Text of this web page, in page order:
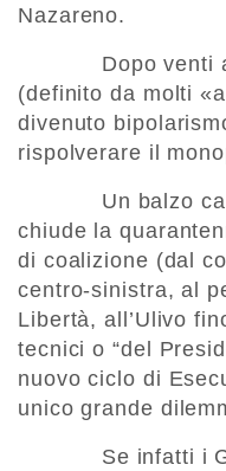
Nazareno.
Dopo venti
(definito da molti
divenuto
rispolverare il
Un balzo
chiude la
di coalizione (dal
centro-sinistra, al
Libertà, all’Ulivo
tecnici o “del
nuovo ciclo di
unico grande
Se infatti i